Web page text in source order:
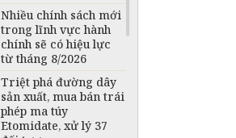
Nhiều chính sách mới
trong lĩnh vực hành
chính sẽ có hiệu lực
từ tháng 8/2026
Triệt phá đường dây
sản xuất, mua bán trái
phép ma túy
Etomidate, xử lý 37